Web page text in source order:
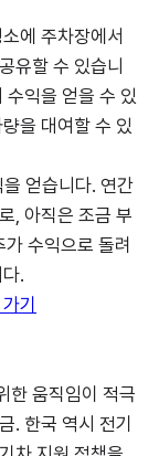
에 주차장에서
유할 수 있습니
수익을 얻을 수 있
을 대여할 수 있
얻습니다. 연간
, 아직은 조금 부
수익으로 돌려
.
기
한 움직임이 적극
. 한국 역시 전기